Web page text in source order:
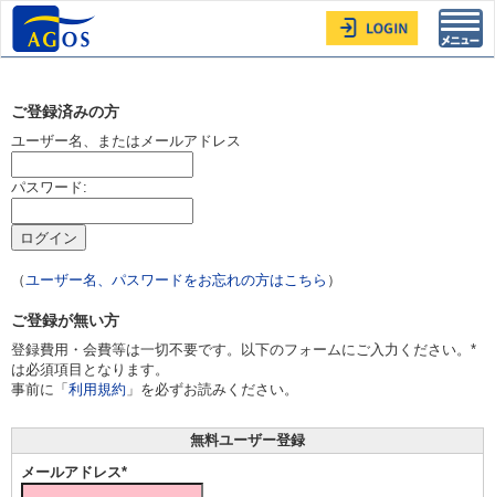
ご登録済みの方
ユーザー名、またはメールアドレス
パスワード:
（ユーザー名、パスワードをお忘れの方はこちら ）
ご登録が無い方
登録費用・会費等は一切不要です。以下のフォームにご入力ください。*
は必須項目となります。
事前に「 利用規約 」を必ずお読みください。
無料ユーザー登録
メールアドレス*